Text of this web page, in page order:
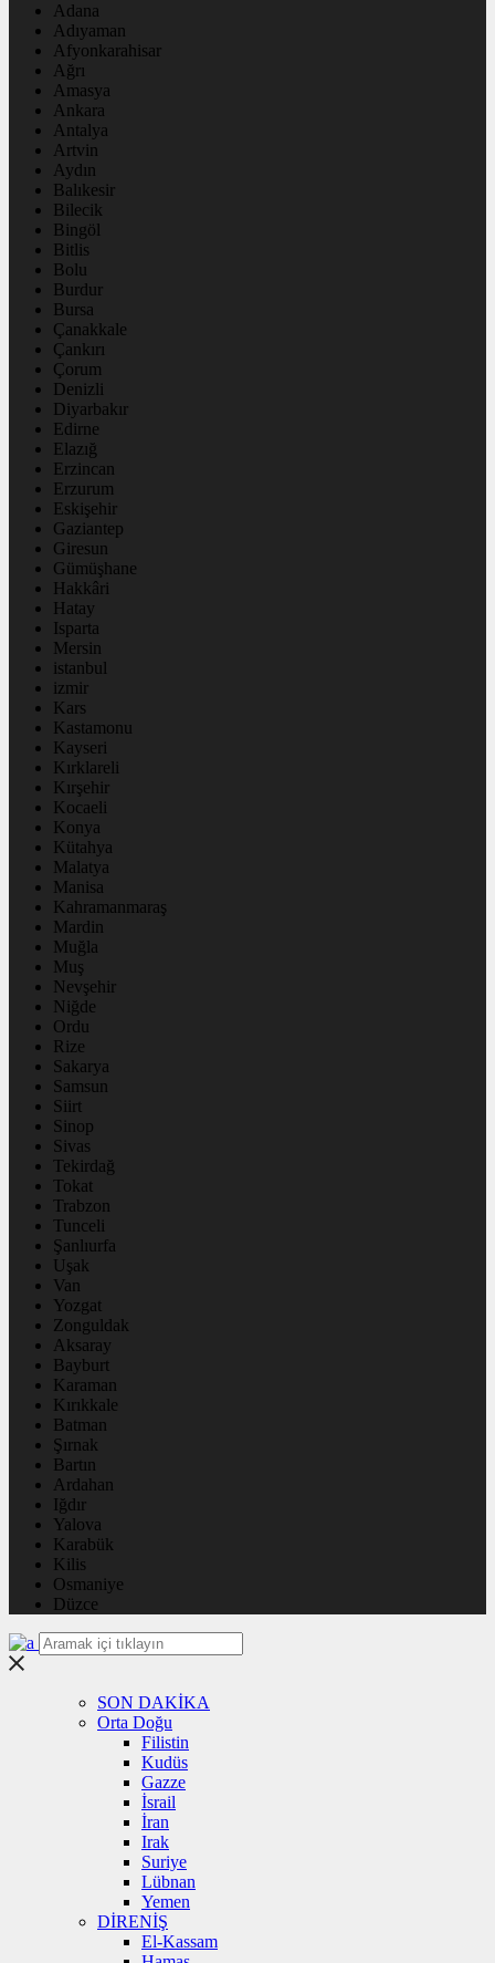
Adana
Adıyaman
Afyonkarahisar
Ağrı
Amasya
Ankara
Antalya
Artvin
Aydın
Balıkesir
Bilecik
Bingöl
Bitlis
Bolu
Burdur
Bursa
Çanakkale
Çankırı
Çorum
Denizli
Diyarbakır
Edirne
Elazığ
Erzincan
Erzurum
Eskişehir
Gaziantep
Giresun
Gümüşhane
Hakkâri
Hatay
Isparta
Mersin
istanbul
izmir
Kars
Kastamonu
Kayseri
Kırklareli
Kırşehir
Kocaeli
Konya
Kütahya
Malatya
Manisa
Kahramanmaraş
Mardin
Muğla
Muş
Nevşehir
Niğde
Ordu
Rize
Sakarya
Samsun
Siirt
Sinop
Sivas
Tekirdağ
Tokat
Trabzon
Tunceli
Şanlıurfa
Uşak
Van
Yozgat
Zonguldak
Aksaray
Bayburt
Karaman
Kırıkkale
Batman
Şırnak
Bartın
Ardahan
Iğdır
Yalova
Karabük
Kilis
Osmaniye
Düzce
SON DAKİKA
Orta Doğu
Filistin
Kudüs
Gazze
İsrail
İran
Irak
Suriye
Lübnan
Yemen
DİRENİŞ
El-Kassam